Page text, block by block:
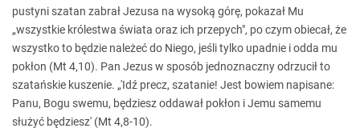
pustyni szatan zabrał Jezusa na wysoką górę, pokazał Mu
„wszystkie królestwa świata oraz ich przepych", po czym obiecał, że
wszystko to będzie należeć do Niego, jeśli tylko upadnie i odda mu
pokłon (Mt 4,10). Pan Jezus w sposób jednoznaczny odrzucił to
szatańskie kuszenie. „'Idź precz, szatanie! Jest bowiem napisane:
Panu, Bogu swemu, będziesz oddawał pokłon i Jemu samemu
służyć będziesz' (Mt 4,8-10).